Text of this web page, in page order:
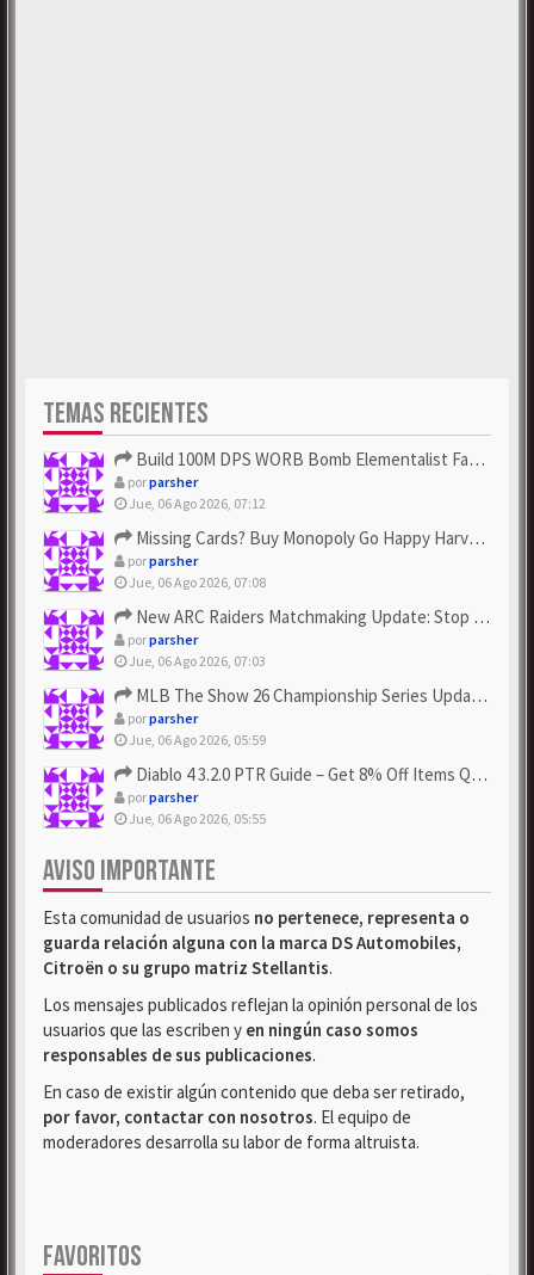
TEMAS RECIENTES
Build 100M DPS WORB Bomb Elementalist Fast - Grab POE Curren...
porparsher
Jue, 06 Ago 2026, 07:12
Missing Cards? Buy Monopoly Go Happy Harvest with Looney Tun...
porparsher
Jue, 06 Ago 2026, 07:08
New ARC Raiders Matchmaking Update: Stop Failed - Grab Bluep...
porparsher
Jue, 06 Ago 2026, 07:03
MLB The Show 26 Championship Series Update! Get Cheap & ...
porparsher
Jue, 06 Ago 2026, 05:59
Diablo 4 3.2.0 PTR Guide – Get 8% Off Items Quickly to Test ...
porparsher
Jue, 06 Ago 2026, 05:55
AVISO IMPORTANTE
Esta comunidad de usuarios no pertenece, representa o
guarda relación alguna con la marca DS Automobiles,
Citroën o su grupo matriz Stellantis.
Los mensajes publicados reflejan la opinión personal de los
usuarios que las escriben y en ningún caso somos
responsables de sus publicaciones.
En caso de existir algún contenido que deba ser retirado,
por favor, contactar con nosotros. El equipo de
moderadores desarrolla su labor de forma altruista.
FAVORITOS